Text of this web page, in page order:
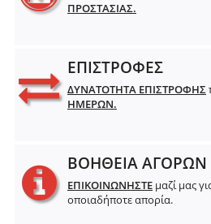
ΠΡΟΣΤΑΣΙΑΣ.
ΕΠΙΣΤΡΟΦΕΣ
ΔΥΝΑΤΟΤΗΤΑ ΕΠΙΣΤΡΟΦΗΣ
ΗΜΕΡΩΝ.
ΒΟΗΘΕΙΑ ΑΓΟΡΩΝ
ΕΠΙΚΟΙΝΩΝΗΣΤΕ μαζί μας
οποιαδήποτε απορία.